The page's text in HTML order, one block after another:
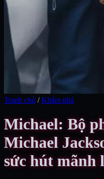
Tranh chủ / Khám phá
Michael: Bộ
Michael
sức hút mãnh